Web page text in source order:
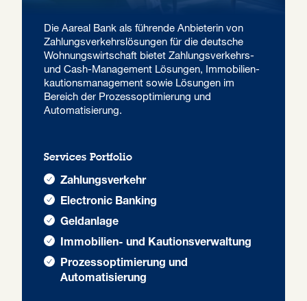
Die Aareal Bank als führende Anbieterin von
Zahlungs­verkehrs­lösungen für die deutsche
Wohnungs­wirtschaft bietet Zahlungsverkehrs-
und Cash-Management Lösungen, Immobilien­
kautions­management sowie Lösungen im
Bereich der Prozessoptimierung und
Automatisierung.
Services Portfolio
Zahlungsverkehr
Electronic Banking
Geldanlage
Immobilien- und Kautionsverwaltung
Prozessoptimierung und
Automatisierung